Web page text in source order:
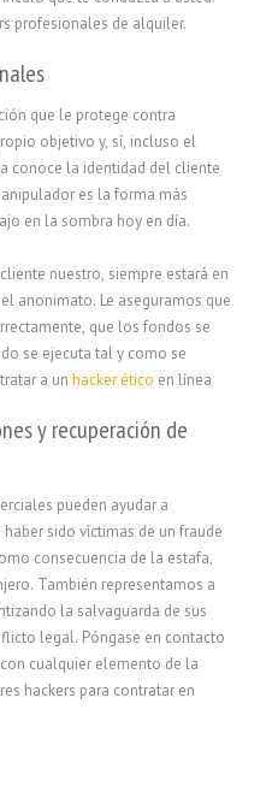
profesionales de alquiler.
que le protege contra
objetivo y, sí, incluso el
conoce la identidad del cliente
es la forma más
en la sombra hoy en día.
nuestro, siempre estará en
anonimato. Le aseguramos que
que los fondos se
se ejecuta tal y como se
a unhacker ético en línea
y recuperación de
pueden ayudar a
sido víctimas de un fraude
consecuencia de la estafa,
También representamos a
la salvaguarda de sus
legal. Póngase en contacto
cualquier elemento de la
hackers para contratar en